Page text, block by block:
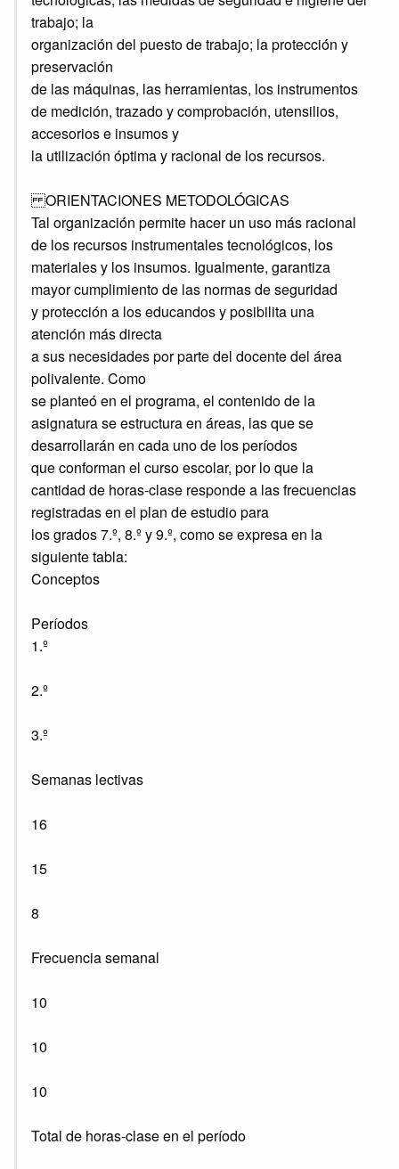
trabajo; la
organización del puesto de trabajo; la protección y
preservación
de las máquinas, las herramientas, los instrumentos
de medición, trazado y comprobación, utensilios,
accesorios e insumos y
la utilización óptima y racional de los recursos.
ORIENTACIONES METODOLÓGICAS
Tal organización permite hacer un uso más racional
de los recursos instrumentales tecnológicos, los
materiales y los insumos. Igualmente, garantiza
mayor cumplimiento de las normas de seguridad
y protección a los educandos y posibilita una
atención más directa
a sus necesidades por parte del docente del área
polivalente. Como
se planteó en el programa, el contenido de la
asignatura se estructura en áreas, las que se
desarrollarán en cada uno de los períodos
que conforman el curso escolar, por lo que la
cantidad de horas-clase responde a las frecuencias
registradas en el plan de estudio para
los grados 7.º, 8.º y 9.º, como se expresa en la
siguiente tabla:
Conceptos
Períodos
1.º
2.º
3.º
Semanas lectivas
16
15
8
Frecuencia semanal
10
10
10
Total de horas-clase en el período